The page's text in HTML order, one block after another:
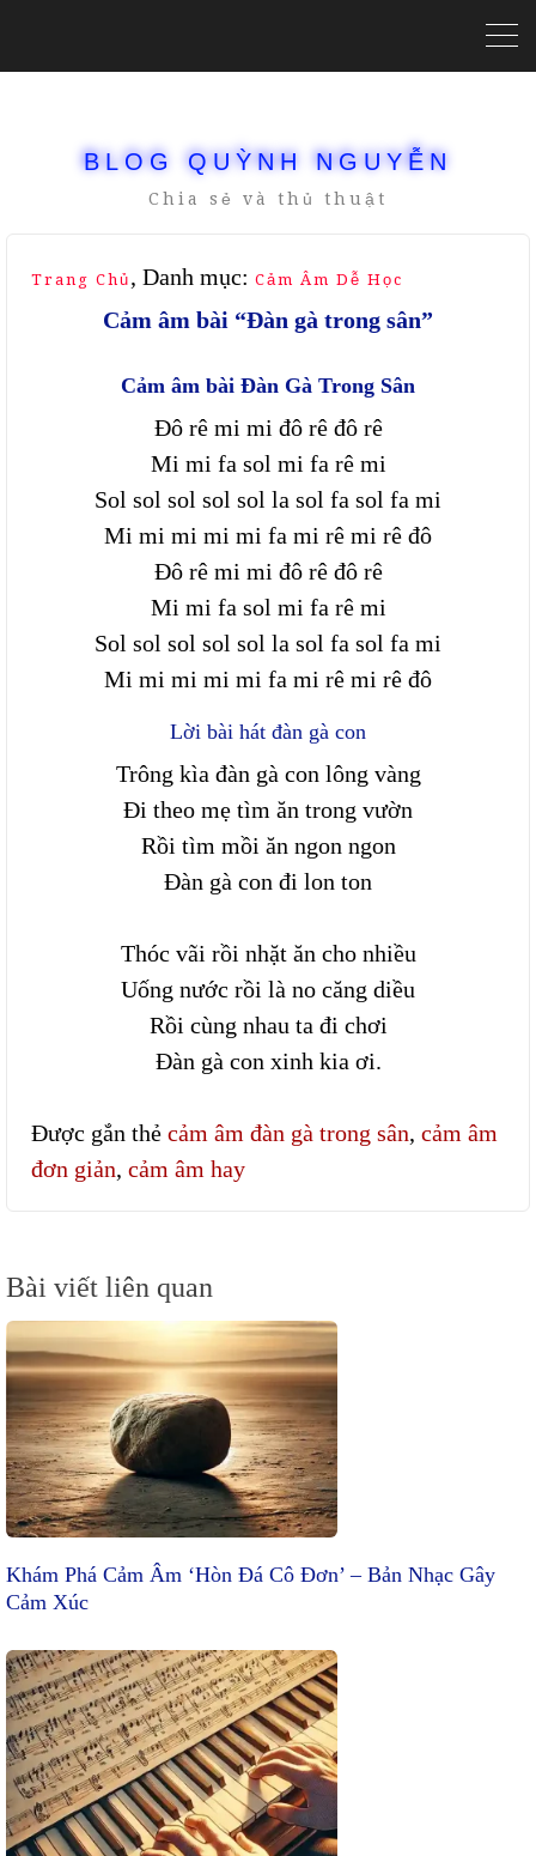
BLOG QUỲNH NGUYỄN
Chia sẻ và thủ thuật
Trang Chủ , Danh mục: Cảm Âm Dễ Học
Cảm âm bài “Đàn gà trong sân”
Cảm âm bài Đàn Gà Trong Sân
Đô rê mi mi đô rê đô rê
Mi mi fa sol mi fa rê mi
Sol sol sol sol sol la sol fa sol fa mi
Mi mi mi mi mi fa mi rê mi rê đô
Đô rê mi mi đô rê đô rê
Mi mi fa sol mi fa rê mi
Sol sol sol sol sol la sol fa sol fa mi
Mi mi mi mi mi fa mi rê mi rê đô
Lời bài hát đàn gà con
Trông kìa đàn gà con lông vàng
Đi theo mẹ tìm ăn trong vườn
Rồi tìm mồi ăn ngon ngon
Đàn gà con đi lon ton
Thóc vãi rồi nhặt ăn cho nhiều
Uống nước rồi là no căng diều
Rồi cùng nhau ta đi chơi
Đàn gà con xinh kia ơi.
Được gắn thẻ cảm âm đàn gà trong sân, cảm âm
đơn giản, cảm âm hay
Bài viết liên quan
Khám Phá Cảm Âm ‘Hòn Đá Cô Đơn’ – Bản Nhạc Gây
Cảm Xúc
Điều
hướng
bài
viết